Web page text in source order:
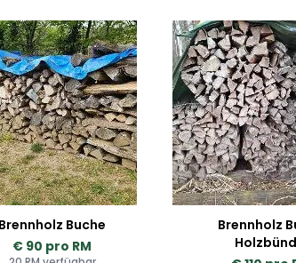
Brennholz Buche
€ 90 pro RM
Brennholz